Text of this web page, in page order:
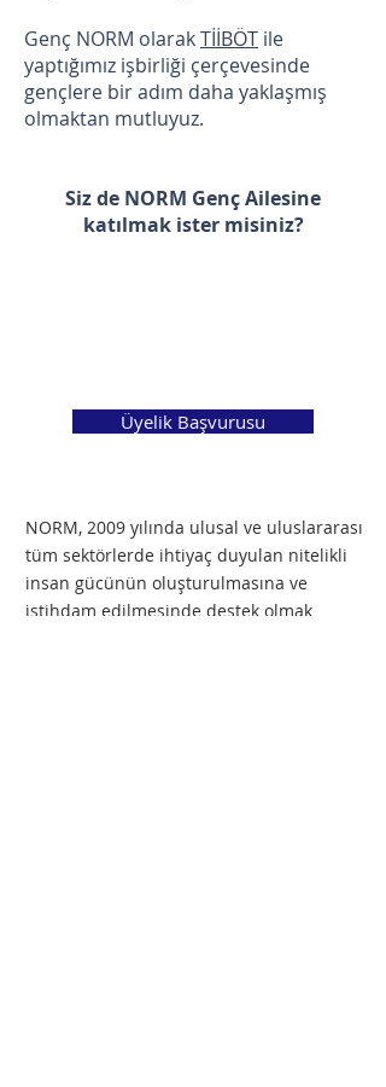
Genç NORM olarakTİİBÖT ile
yaptığımız işbirliği çerçevesinde
gençlere bir adım daha yaklaşmış
olmaktan mutluyuz.
Siz de NORM Genç Ailesine
katılmak ister misiniz?
Üyelik Başvurusu
NORM, 2009 yılında ulusal ve uluslararası
tüm sektörlerde ihtiyaç duyulan nitelikli
insan gücünün oluşturulmasına ve
istihdam edilmesinde destek olmak